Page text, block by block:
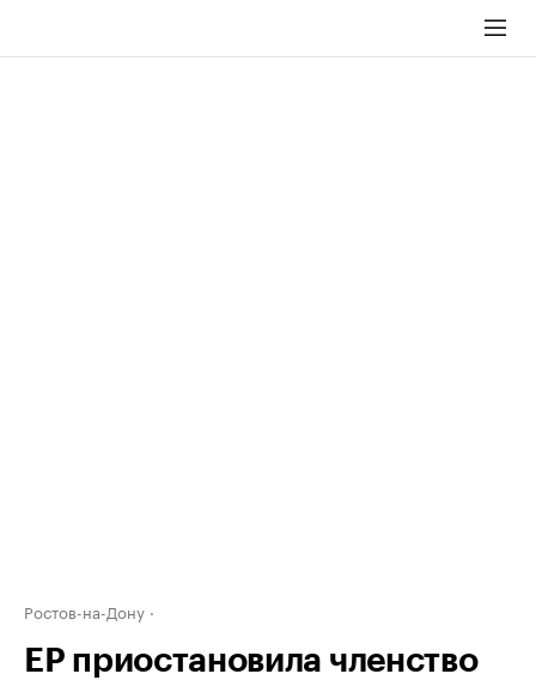
Ростов-на-Дону
ЕР приостановила членство